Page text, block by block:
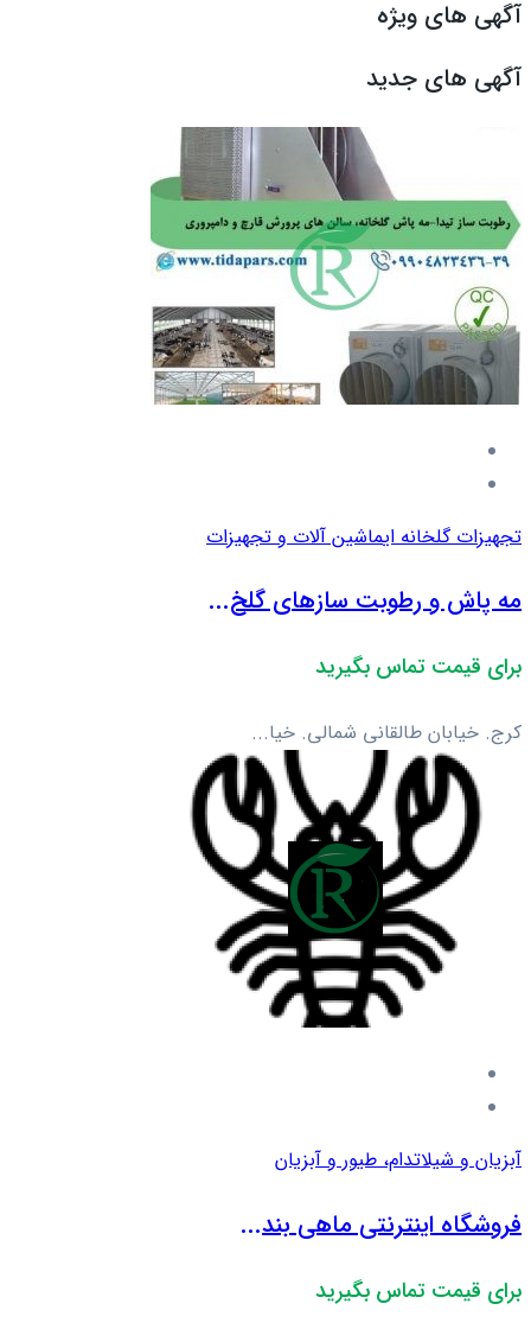
آگهی های ویژه
آگهی های جدید
تجهیزات گلخانه ایماشین آلات و تجهیزات
مه پاش و رطوبت سازهای گلخ...
برای قیمت تماس بگیرید
کرج. خیابان طالقانی شمالی. خیا...
آبزیان و شیلاتدام، طیور و آبزیان
فروشگاه اینترنتی ماهی بند...
برای قیمت تماس بگیرید